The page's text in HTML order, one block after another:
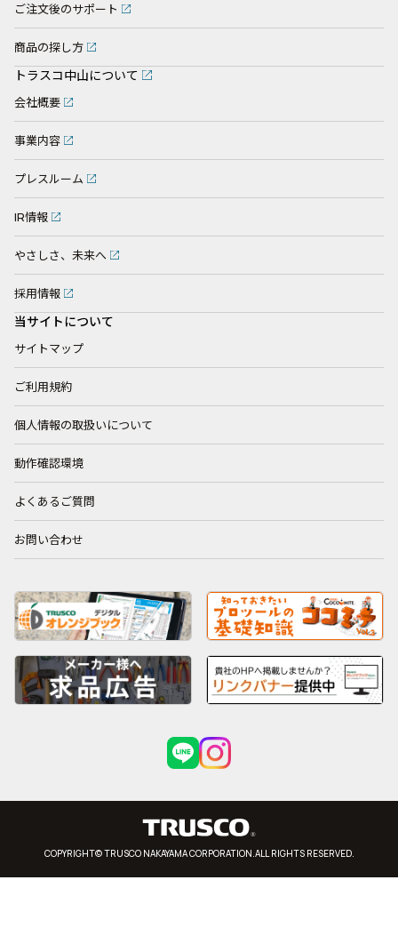
ご注文後のサポート
商品の探し方
トラスコ中山について
会社概要
事業内容
プレスルーム
IR情報
やさしさ、未来へ
採用情報
当サイトについて
サイトマップ
ご利用規約
個人情報の取扱いについて
動作確認環境
よくあるご質問
お問い合わせ
COPYRIGHT© TRUSCO NAKAYAMA CORPORATION.ALL RIGHTS RESERVED.